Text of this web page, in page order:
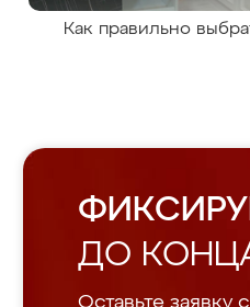
Как правильно
ДО
Оставьте заявку